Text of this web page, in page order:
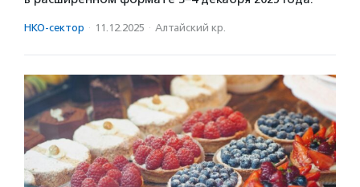
НКО-сектор · 11.12.2025 · Алтайский кр.